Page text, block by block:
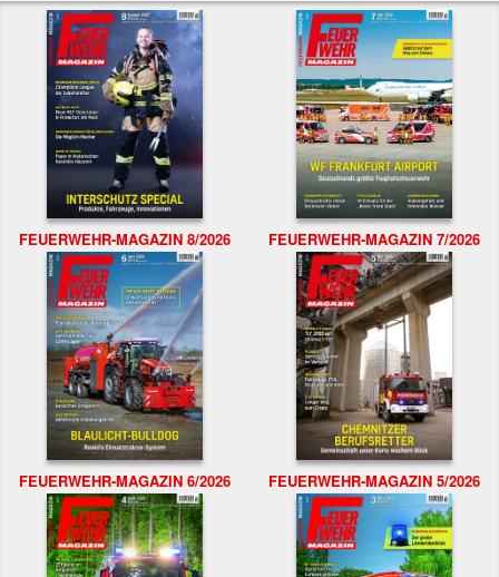
FEUERWEHR-MAGAZIN 8/2026 FEUERWEHR-MAGAZIN 7/2026
FEUERWEHR-MAGAZIN 6/2026 FEUERWEHR-MAGAZIN 5/2026